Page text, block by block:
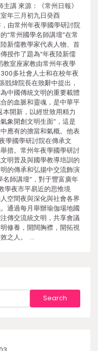
講 來源：《常州日報》
室年三月初九日癸酉
由常州年夜學國學研討院
“常州國學名師講壇”在常
新儒教學家代表人物、首
授作了題為“年夜陸新儒
教室座家教由常州年夜學
多社會人士和在校年夜
煒院長在致辭中提出，
中國傳統文明的重要載體
的血脈和靈魂，是中華平
開新，以經世致用精力
象開創文明生面”，這是
應有的擔當和氣概。他表
學國學研討院在傳承文
措。常州年夜學國學研討
明普及與國學教導培訓的
的傳承和弘揚中交流飾演
師講壇”，對于豐富廣年
學夜市平易近的思惟境
空間夜與深化與社會各界
通過每月舉辦瑜伽場地國
傳交流統文明，共享會議
修養，開闊胸襟，開拓視
之人。 …
Search